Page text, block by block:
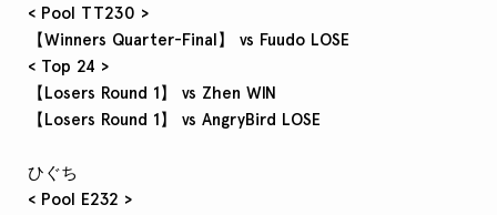
< Pool TT230 >
【Winners Quarter-Final】 vs Fuudo LOSE
< Top 24 >
【Losers Round 1】 vs Zhen WIN
【Losers Round 1】 vs AngryBird LOSE
ひぐち
< Pool E232 >